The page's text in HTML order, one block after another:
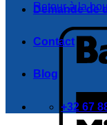
Retour à la
Demande de
Contact
Blog
+32 67